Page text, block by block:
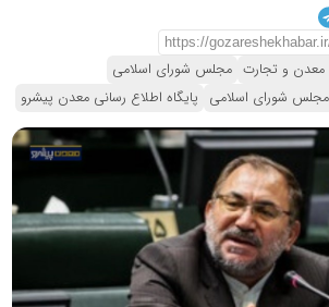
و تجارت مجلس شورای اسلامی
شورای اسلامی پایگاه اطلاع رسانی معدن پیشرو